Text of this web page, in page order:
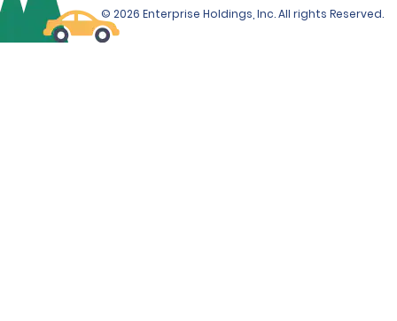
© 2026 Enterprise Holdings, Inc. All rights Reserved.